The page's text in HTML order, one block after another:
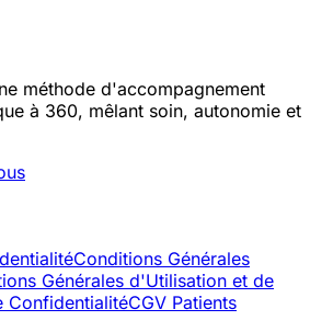
méthode d'accompagnement
à 360, mêlant soin, autonomie et
Conditions Générales
Générales d'Utilisation et de
ConfidentialitéCGV Patients